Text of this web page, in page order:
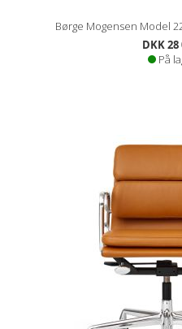
Børge Mogensen Model
DKK 28
På